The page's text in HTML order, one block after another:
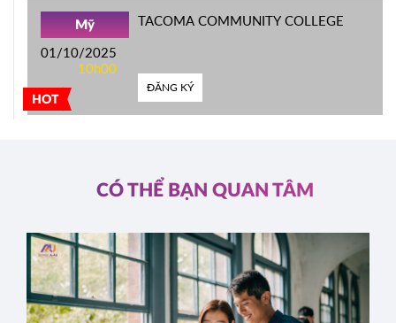
HOT
Mỹ
01/10/2025
10h00
TACOMA COMMUNITY COLLEGE
ĐĂNG KÝ
CÓ THỂ BẠN QUAN TÂM